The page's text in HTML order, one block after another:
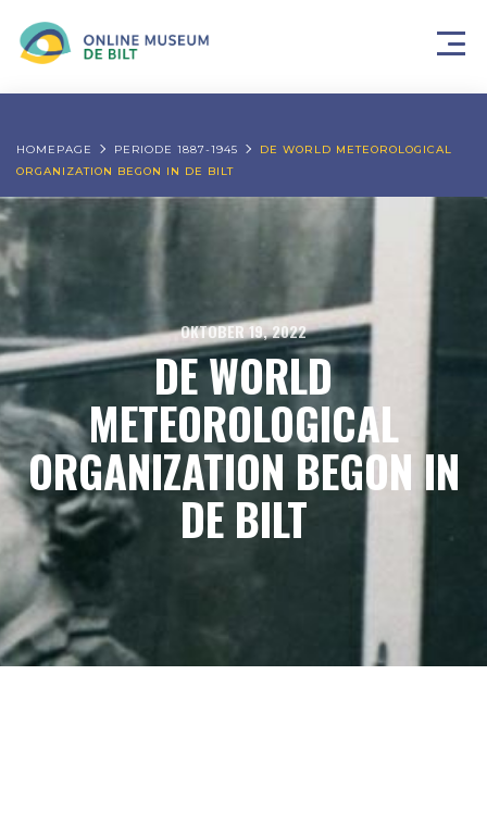
HOMEPAGE PERIODE 1887-1945
DE WORLD METEOROLOGICAL
ORGANIZATION BEGON IN DE BILT
OKTOBER 19, 2022
DE WORLD
METEOROLOGICAL
ORGANIZATION BEGON IN
DE BILT